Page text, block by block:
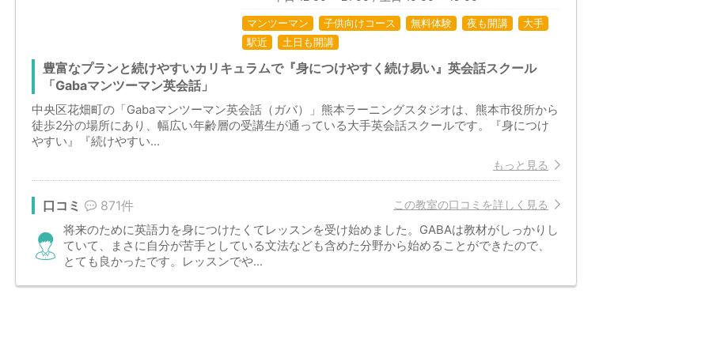
マンツーマン 子供向けコース 無料体験 夜も開講
大手
駅近
土日も開講
豊富なプランと続けやすいカリキュラムで『身につけやすく続け易い』英会話スクール
「Gabaマンツーマン英会話」
中央区花畑町の「Gabaマンツーマン英会話（ガバ）」熊本ラーニングスタジオは、熊本市役所から
徒歩2分の場所にあり、幅広い年齢層の受講生が通っている大手英会話スクールです。『身につけ
やすい』『続けやすい...
もっと見る
この教室の口コミを詳しく見る
口コミ 871件
将来のために英語力を身につけたくてレッスンを受け始めました。GABAは教材がしっかりし
ていて、まさに自分が苦手としている文法なども含めた分野から始めることができたので、
とても良かったです。レッスンでや...